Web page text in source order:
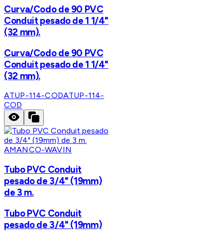
Curva/Codo de 90 PVC
Conduit pesado de 1 1/4"
(32 mm).
Curva/Codo de 90 PVC
Conduit pesado de 1 1/4"
(32 mm).
ATUP-114-CODATUP-114-
COD
AMANCO-WAVIN
Tubo PVC Conduit
pesado de 3/4" (19mm)
de 3 m.
Tubo PVC Conduit
pesado de 3/4" (19mm)